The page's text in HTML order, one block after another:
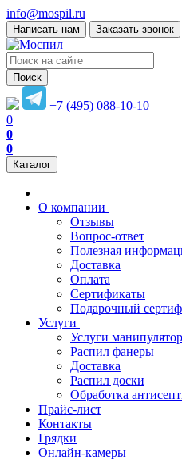
info@mospil.ru
Написать нам Заказать звонок
Поиск
+7 (495) 088-10-10
0
0
0
Каталог
О компании
Отзывы
Вопрос-ответ
Полезная
Доставка
Оплата
Сертификаты
Подарочный
Услуги
Услуги
Распил фанеры
Доставка
Распил доски
Обработка
Прайс-лист
Контакты
Грядки
Онлайн-камеры